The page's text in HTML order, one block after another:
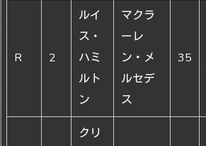
R 2
ルイ
ス・
ハミ
ルト
ン
マクラ
ーレ
ン・メ
ルセデ
ス
35
クリ